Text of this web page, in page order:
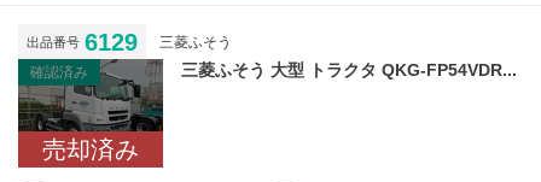
出品番号 6129
三菱ふそう
確認済み
売却済み
三菱ふそう 大型 トラクタ QKG-FP54VDR...